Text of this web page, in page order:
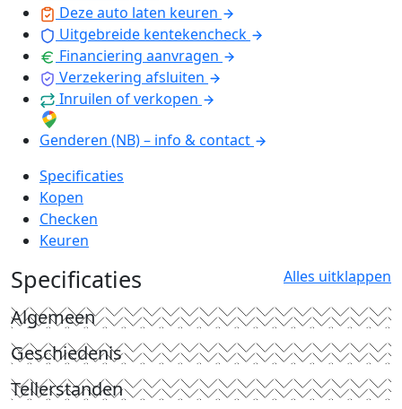
Deze auto laten keuren
Uitgebreide kentekencheck
Financiering aanvragen
Verzekering afsluiten
Inruilen of verkopen
Genderen (NB) – info & contact
Specificaties
Kopen
Checken
Keuren
Specificaties Alles uitklappen
Algemeen
Geschiedenis
Tellerstanden